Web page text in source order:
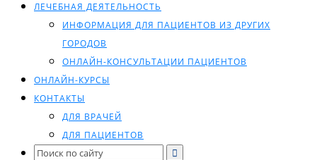
ЛЕЧЕБНАЯ ДЕЯТЕЛЬНОСТЬ
ИНФОРМАЦИЯ ДЛЯ ПАЦИЕНТОВ ИЗ ДРУГИХ
ГОРОДОВ
ОНЛАЙН-КОНСУЛЬТАЦИИ ПАЦИЕНТОВ
ОНЛАЙН-КУРСЫ
КОНТАКТЫ
ДЛЯ ВРАЧЕЙ
ДЛЯ ПАЦИЕНТОВ
Search